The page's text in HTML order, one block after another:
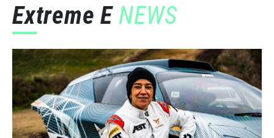
Extreme ENEWS